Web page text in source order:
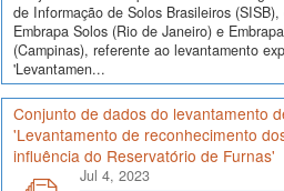
de Informação de Solos Brasileiros
Embrapa Solos (Rio de Janeiro) e
(Campinas), referente ao levantamento
'Levantamen...
Conjunto de dados do levantamento
'Levantamento de reconhecimento
influência do Reservatório de Furnas'
Jul 4, 2023